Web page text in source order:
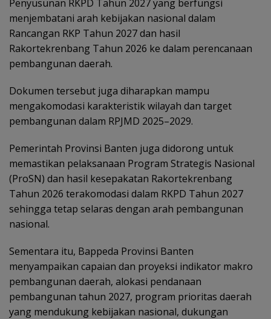
Penyusunan RKPD Tahun 2027 yang berfungsi
menjembatani arah kebijakan nasional dalam
Rancangan RKP Tahun 2027 dan hasil
Rakortekrenbang Tahun 2026 ke dalam perencanaan
pembangunan daerah.
Dokumen tersebut juga diharapkan mampu
mengakomodasi karakteristik wilayah dan target
pembangunan dalam RPJMD 2025–2029.
Pemerintah Provinsi Banten juga didorong untuk
memastikan pelaksanaan Program Strategis Nasional
(ProSN) dan hasil kesepakatan Rakortekrenbang
Tahun 2026 terakomodasi dalam RKPD Tahun 2027
sehingga tetap selaras dengan arah pembangunan
nasional.
Sementara itu, Bappeda Provinsi Banten
menyampaikan capaian dan proyeksi indikator makro
pembangunan daerah, alokasi pendanaan
pembangunan tahun 2027, program prioritas daerah
yang mendukung kebijakan nasional, dukungan